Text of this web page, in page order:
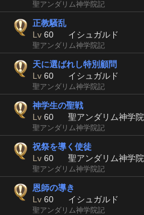
聖アンダリム神学院記
正教騒乱
Lv 60 イシュガルド
聖アンダリム神学院記
天に選ばれし特別顧問
Lv 60 イシュガルド
聖アンダリム神学院記
神学生の聖戦
Lv 60 聖アンダリム神学院
聖アンダリム神学院記
祝祭を導く使徒
Lv 60 聖アンダリム神学院
聖アンダリム神学院記
恩師の導き
Lv 60 イシュガルド
聖アンダリム神学院記